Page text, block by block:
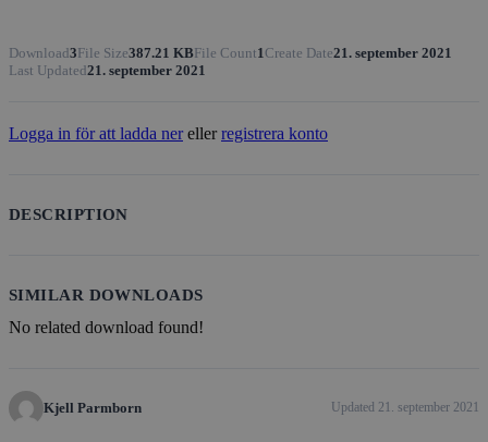
Download3File Size387.21 KBFile Count1Create Date21. september 2021
Last Updated21. september 2021
Logga in för att ladda nerellerregistrera konto
DESCRIPTION
SIMILAR DOWNLOADS
No related download found!
Kjell Parmborn Updated 21. september 2021